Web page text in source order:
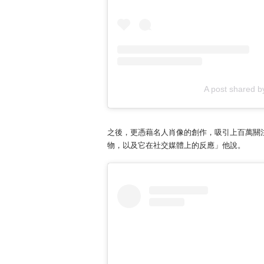
A post shared
之後，更憑藉名人肖像的創作，吸引上百萬
物，以及它在社交媒體上的反應」他說。